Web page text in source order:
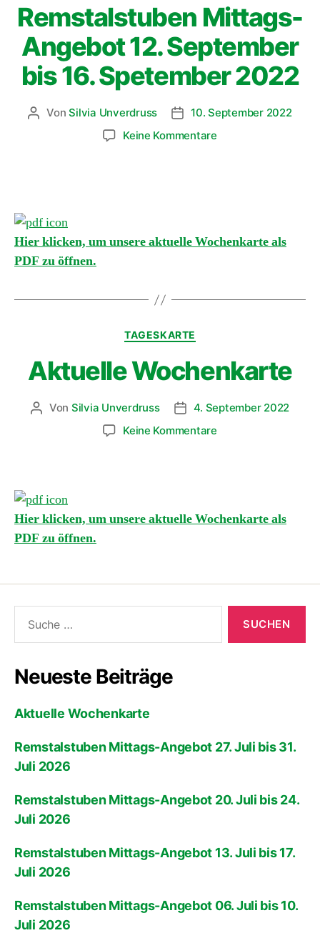
Remstalstuben Mittags-
Angebot 12. September
bis 16. Spetember 2022
VonSilvia Unverdruss
10. September 2022
Keine Kommentare
Hier klicken, um unsere aktuelle Wochenkarte als
PDF zu öffnen.
TAGESKARTE
Aktuelle Wochenkarte
Von Silvia Unverdruss
4. September 2022
Keine Kommentare
Hier klicken, um unsere aktuelle Wochenkarte als
PDF zu öffnen.
Neueste Beiträge
Aktuelle Wochenkarte
Remstalstuben Mittags-Angebot 27. Juli bis 31.
Juli 2026
Remstalstuben Mittags-Angebot 20. Juli bis 24.
Juli 2026
Remstalstuben Mittags-Angebot 13. Juli bis 17.
Juli 2026
Remstalstuben Mittags-Angebot 06. Juli bis 10.
Juli 2026